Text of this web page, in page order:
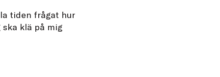
tiden frågat hur
klä på mig